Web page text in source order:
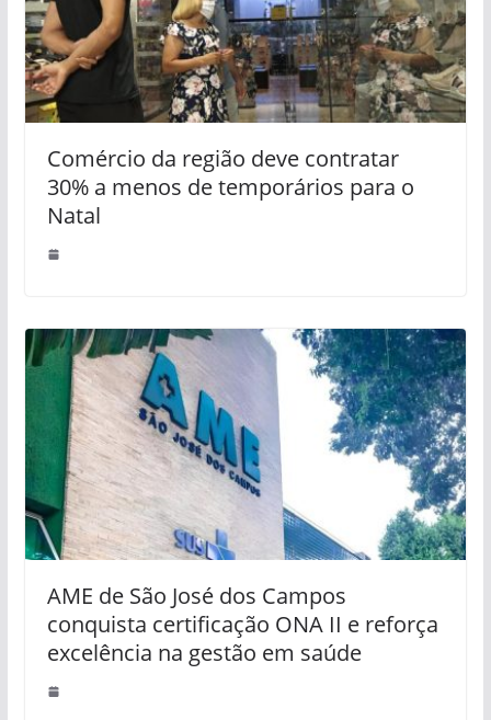
Comércio da região deve contratar
30% a menos de temporários para o
Natal
AME de São José dos Campos
conquista certificação ONA II e reforça
excelência na gestão em saúde